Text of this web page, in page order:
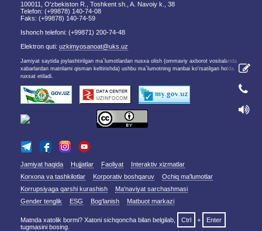
100011, O'zbekiston R., Toshkent sh., A. Navoiy k., 38
Telefon: (+99878) 140-74-08
Faks: (+99878) 140-74-59
Ishonch telefoni: (+99871) 200-74-48
Elektron quti: uzkimyosanoat@uks.uz
Jamiyat saytida joylashtirilgan ma`lumotlardan nusxa olish (ommaviy axborot vositalarida
xabarlardan matnlarni qisman keltirishda) ushbu ma`lumotning manbai ko'rsatilgan holda
ruxsat etiladi.
Jamiyat haqida Hujjatlar Faoliyat
Interaktiv xizmatlar
Korxona va tashkilotlar
Korporativ boshqaruv
Ochiq ma'lumotlar
Korrupsiyaga qarshi kurashish
Ma'naviyat sarchashmasi
Gender tenglik
ESG Bog‘lanish Matbuot markazi
Matnda xatolik bormi? Xatoni sichqoncha bilan belgilab, Ctrl +
Enter
tugmasini bosing.